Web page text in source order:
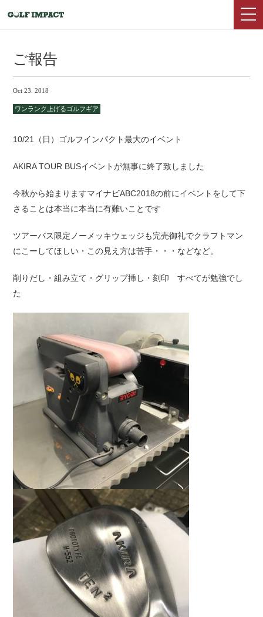
ご報告
Oct 23. 2018
ワンランク上げるゴルフギア
10/21（日）ゴルフインパクト最大のイベント
AKIRA TOUR BUSイベントが無事に終了致しました
今秋から始まりますマイナビABC2018の前にイベントをして下
さることは本当に本当に有難いことです
ツアーバス限定ノーメッキウェッジも完売御礼でクラフトマン
にこーしてほしい・この見え方は苦手・・・などなど。
削りだし・組み立て・グリップ挿し・刻印 すべてが勉強でし
た